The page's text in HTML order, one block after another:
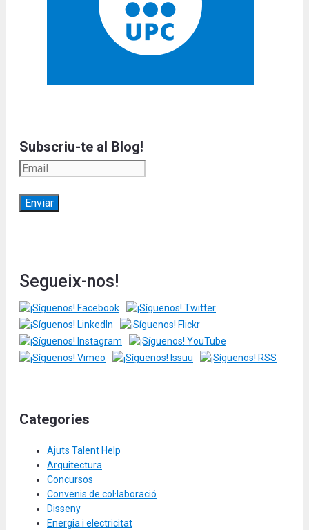
Subscriu-te al Blog!
Segueix-nos!
Categories
Ajuts Talent Help
Arquitectura
Concursos
Convenis de col·laboració
Disseny
Energia i electricitat